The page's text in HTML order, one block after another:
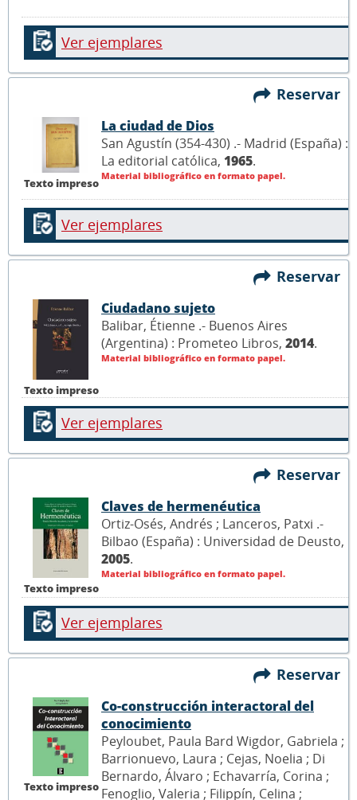
Ver ejemplares
Reservar
Texto impreso
La ciudad de Dios
San Agustín (354-430) .- Madrid (España) :
La editorial católica, 1965.
Material bibliográfico en formato papel.
Ver ejemplares
Reservar
Texto impreso
Ciudadano sujeto
Balibar, Étienne .- Buenos Aires
(Argentina) : Prometeo Libros, 2014.
Material bibliográfico en formato papel.
Ver ejemplares
Reservar
Texto impreso
Claves de hermenéutica
Ortiz-Osés, Andrés ; Lanceros, Patxi .-
Bilbao (España) : Universidad de Deusto,
2005.
Material bibliográfico en formato papel.
Ver ejemplares
Reservar
Texto impreso
Co-construcción interactoral del
conocimiento
Peyloubet, Paula Bard Wigdor, Gabriela ;
Barrionuevo, Laura ; Cejas, Noelia ; Di
Bernardo, Álvaro ; Echavarría, Corina ;
Fenoglio, Valeria ; Filippín, Celina ;